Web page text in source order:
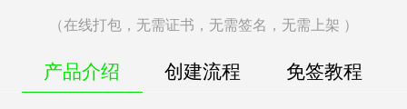
（在线打包，无需证书，无需签名，无需上架 ）
产品介绍 创建流程 免签教程